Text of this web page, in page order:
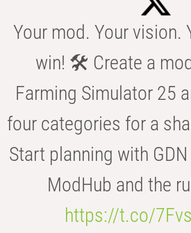
Your mod. Your vision.
win! 🛠️ Create a
Farming Simulator 25
four categories for a
Start planning with
ModHub and the
https://t.co/